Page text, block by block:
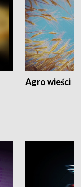
Agro wieści